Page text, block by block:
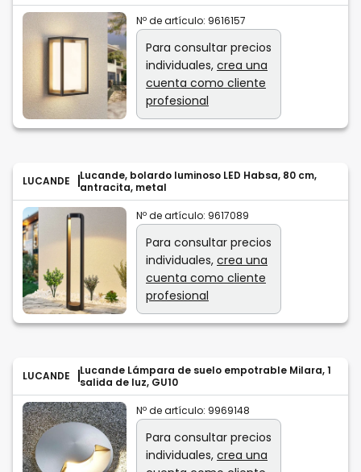
Nº de artículo: 9616157
Para consultar precios
individuales, crea una
cuenta como cliente
profesional
LUCANDE
Lucande, bolardo luminoso LED Habsa, 80 cm,
antracita, metal
Nº de artículo: 9617089
Para consultar precios
individuales, crea una
cuenta como cliente
profesional
LUCANDE
Lucande Lámpara de suelo empotrable Milara, 1
salida de luz, GU10
Nº de artículo: 9969148
Para consultar precios
individuales, crea una